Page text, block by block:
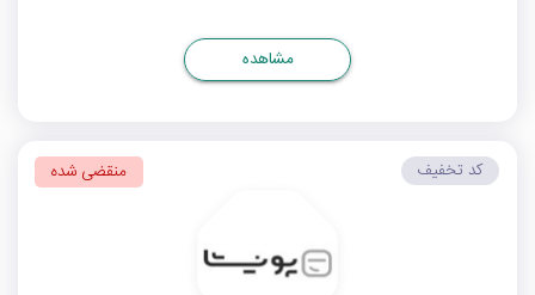
مشاهده
کد تخفیف منقضی شده